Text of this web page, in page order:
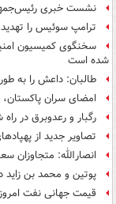
نشست خبری
ترامپ سوئیس را
سخنگوی کمیسیون
شده است
طالبان: داعش را به
امضای سران
رگبار و رعدوبرق در
تصاویر جدید از
انصارالله: متجاوزان
پوتین و محمد بن
قیمت جهانی نفت امروز ۱۶ مرداد